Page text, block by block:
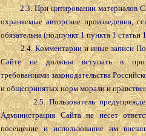
2.3. При цитировании материалов
охраняемые авторские произведения,
обязательна (подпункт 1 пункта 1
2.4. Комментарии и иные записи
Сайте не должны вступать в
требованиями законодательства
и общепринятых норм морали и
2.5. Пользователь
Администрация Сайта не несет
посещение и использование им